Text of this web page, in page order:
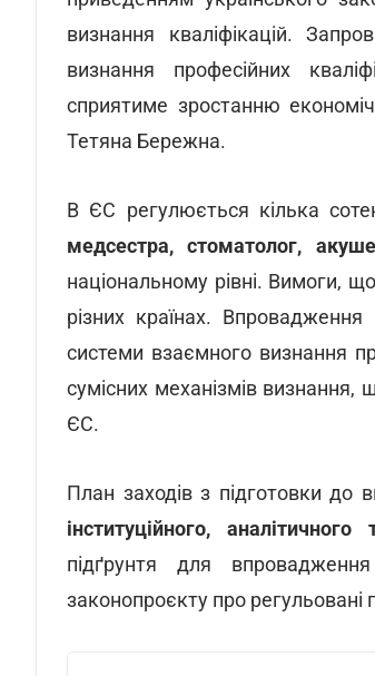
визнання кваліфікацій.
визнання професійних
сприятиме зростанню
Тетяна Бережна.
В ЄС регулюється кілька
медсестра, стоматолог,
національному рівні. Вимоги,
різних країнах. Впровадження
системи взаємного визнання
сумісних механізмів визнання,
ЄС.
План заходів з підготовки до
інституційного,
підґрунтя для
законопроєкту про регульовані